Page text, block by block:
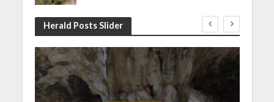
Herald Posts Slider